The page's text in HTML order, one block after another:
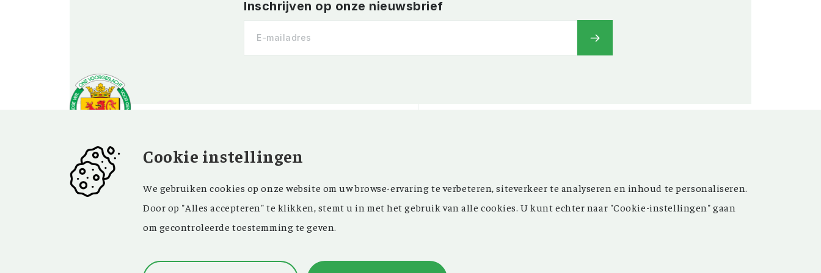
Inschrijven op onze nieuwsbrief
OVER OV
CONTACT
Contact
Bezoekadres
FACEBOOK
oprichting in 1946 zijn de inspirerende artikelen
in ons maandblad en meer dan 15.000 bestanden
Cookie instellingen
We gebruiken cookies op onze website om uw browse-ervaring te verbeteren, siteverkeer te analyseren en inhoud te personaliseren.
Door op "Alles accepteren" te klikken, stemt u in met het gebruik van alle cookies. U kunt echter naar "Cookie-instellingen" gaan
om gecontroleerde toestemming te geven.